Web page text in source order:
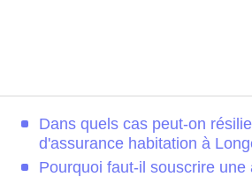
Dans quels cas peut-on
d'assurance habitation à
Pourquoi faut-il souscrire une